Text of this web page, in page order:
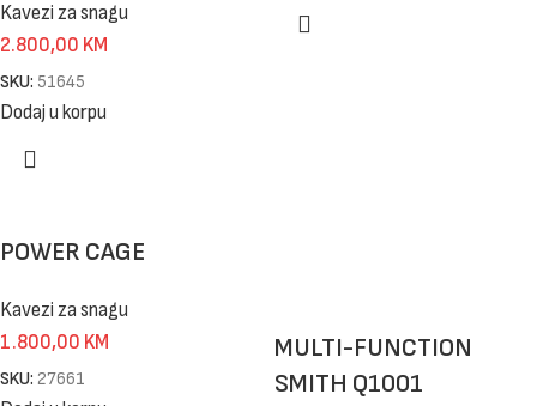
Kavezi za snagu
2.800,00 KM
SKU: 51645
Dodaj u korpu
POWER CAGE
Kavezi za snagu
1.800,00 KM
SKU: 27661
MULTI-FUNCTION
SMITH Q1001